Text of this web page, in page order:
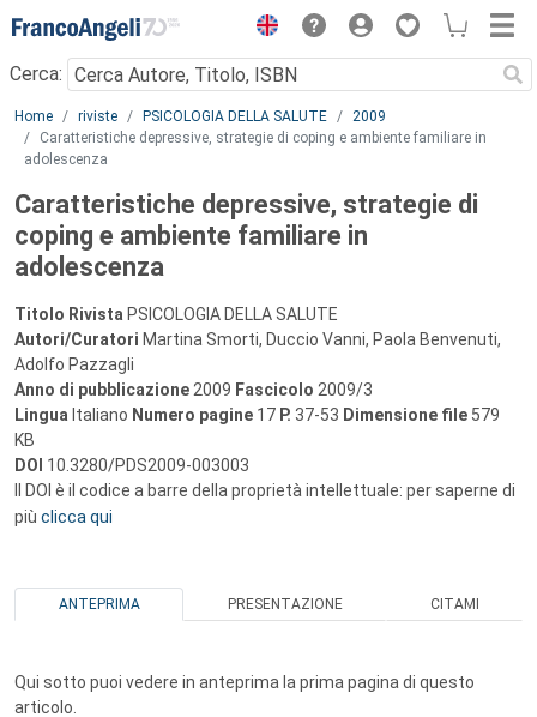
Menu
Cerca:
Main content
Home riviste PSICOLOGIA DELLA SALUTE
2009
Caratteristiche depressive, strategie di coping e ambiente familiare in
adolescenza
Caratteristiche depressive, strategie di
coping e ambiente familiare in
adolescenza
Titolo Rivista PSICOLOGIA DELLA SALUTE
Autori/Curatori Martina Smorti, Duccio Vanni, Paola Benvenuti,
Adolfo Pazzagli
Anno di pubblicazione 2009 Fascicolo 2009/3
Lingua Italiano Numero pagine 17 P. 37-53 Dimensione file 579
KB
DOI 10.3280/PDS2009-003003
Il DOI è il codice a barre della proprietà intellettuale: per saperne di
più clicca qui
ANTEPRIMA PRESENTAZIONE CITAMI
Qui sotto puoi vedere in anteprima la prima pagina di questo
articolo.